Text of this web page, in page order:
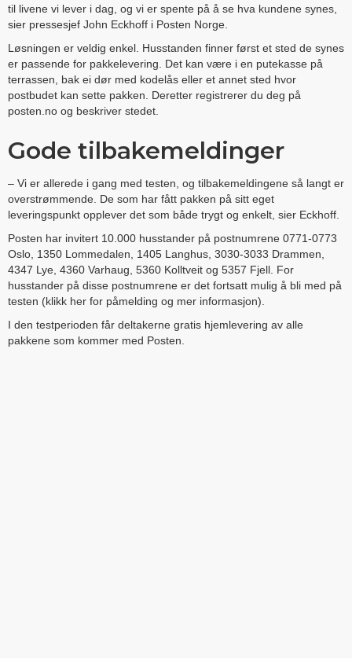
til livene vi lever i dag, og vi er spente på å se hva kundene synes,
sier pressesjef John Eckhoff i Posten Norge.
Løsningen er veldig enkel. Husstanden finner først et sted de synes
er passende for pakkelevering. Det kan være i en putekasse på
terrassen, bak ei dør med kodelås eller et annet sted hvor
postbudet kan sette pakken. Deretter registrerer du deg på
posten.no og beskriver stedet.
Gode tilbakemeldinger
– Vi er allerede i gang med testen, og tilbakemeldingene så langt er
overstrømmende. De som har fått pakken på sitt eget
leveringspunkt opplever det som både trygt og enkelt, sier Eckhoff.
Posten har invitert 10.000 husstander på postnumrene 0771-0773
Oslo, 1350 Lommedalen, 1405 Langhus, 3030-3033 Drammen,
4347 Lye, 4360 Varhaug, 5360 Kolltveit og 5357 Fjell. For
husstander på disse postnumrene er det fortsatt mulig å bli med på
testen (klikk her for påmelding og mer informasjon).
I den testperioden får deltakerne gratis hjemlevering av alle
pakkene som kommer med Posten.